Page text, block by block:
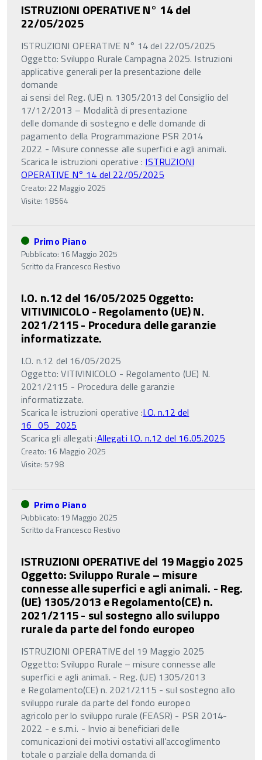
ISTRUZIONI OPERATIVE N° 14 del
22/05/2025
ISTRUZIONI OPERATIVE N° 14 del 22/05/2025
Oggetto: Sviluppo Rurale Campagna 2025. Istruzioni
applicative generali per la presentazione delle
domande
ai sensi del Reg. (UE) n. 1305/2013 del Consiglio del
17/12/2013 – Modalità di presentazione
delle domande di sostegno e delle domande di
pagamento della Programmazione PSR 2014
2022 - Misure connesse alle superfici e agli animali.
Scarica le istruzioni operative : ISTRUZIONI
OPERATIVE N° 14 del 22/05/2025
Creato: 22 Maggio 2025
Visite: 18564
Primo Piano
Pubblicato: 16 Maggio 2025
Scritto daFrancesco Restivo
I.O. n.12 del 16/05/2025 Oggetto:
VITIVINICOLO - Regolamento (UE) N.
2021/2115 - Procedura delle garanzie
informatizzate.
I.O. n.12 del 16/05/2025
Oggetto: VITIVINICOLO - Regolamento (UE) N.
2021/2115 - Procedura delle garanzie
informatizzate.
Scarica le istruzioni operative :I.O. n.12 del
16_05_2025
Scarica gli allegati :Allegati I.O. n.12 del 16.05.2025
Creato: 16 Maggio 2025
Visite: 5798
Primo Piano
Pubblicato: 19 Maggio 2025
Scritto daFrancesco Restivo
ISTRUZIONI OPERATIVE del 19 Maggio 2025
Oggetto: Sviluppo Rurale – misure
connesse alle superfici e agli animali. - Reg.
(UE) 1305/2013 e Regolamento(CE) n.
2021/2115 - sul sostegno allo sviluppo
rurale da parte del fondo europeo
ISTRUZIONI OPERATIVE del 19 Maggio 2025
Oggetto: Sviluppo Rurale – misure connesse alle
superfici e agli animali. - Reg. (UE) 1305/2013
e Regolamento(CE) n. 2021/2115 - sul sostegno allo
sviluppo rurale da parte del fondo europeo
agricolo per lo sviluppo rurale (FEASR) - PSR 2014-
2022 - e s.m.i. - Invio ai beneficiari delle
comunicazioni dei motivi ostativi all’accoglimento
totale o parziale della domanda di